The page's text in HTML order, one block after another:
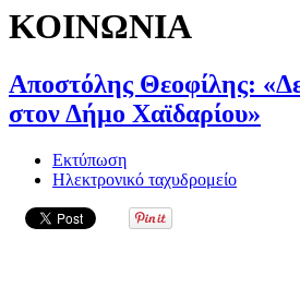
ΚΟΙΝΩΝΙΑ
Αποστόλης Θεοφίλης:
στον Δήμο Χαϊδαρίου»
Εκτύπωση
Ηλεκτρονικό ταχυδρομείο